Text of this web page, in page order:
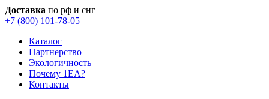
Доставка по рф и снг
+7 (800) 101-78-05
Каталог
Партнерство
Экологичность
Почему 1EA?
Контакты